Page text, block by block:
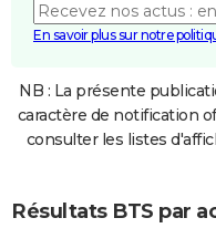
En savoir plus sur notre
NB : La présente
caractère de notification
consulter les listes
Résultats BTS par